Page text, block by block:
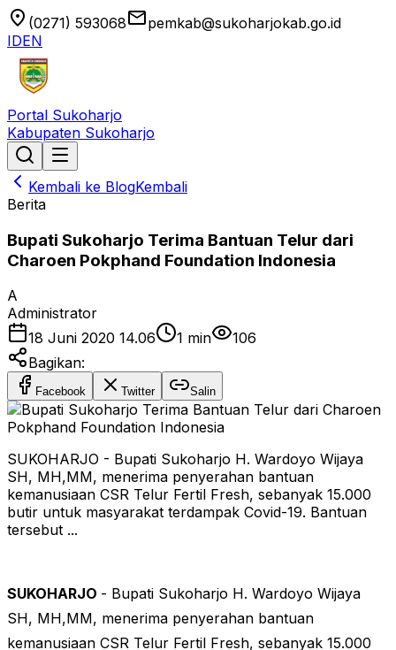
location_on (0271) 593068emailpemkab@sukoharjokab.go.id
IDEN
Portal Sukoharjo
Kabupaten Sukoharjo
Kembali ke BlogKembali
Berita
Bupati Sukoharjo Terima Bantuan Telur dari
Charoen Pokphand Foundation Indonesia
A
Administrator
18 Juni 2020 14.06
1 min
106
Bagikan:
Facebook Twitter Salin
SUKOHARJO - Bupati Sukoharjo H. Wardoyo Wijaya
SH, MH,MM, menerima penyerahan bantuan
kemanusiaan CSR Telur Fertil Fresh, sebanyak 15.000
butir untuk masyarakat terdampak Covid-19. Bantuan
tersebut ...
SUKOHARJO - Bupati Sukoharjo H. Wardoyo Wijaya
SH, MH,MM, menerima penyerahan bantuan
kemanusiaan CSR Telur Fertil Fresh, sebanyak 15.000